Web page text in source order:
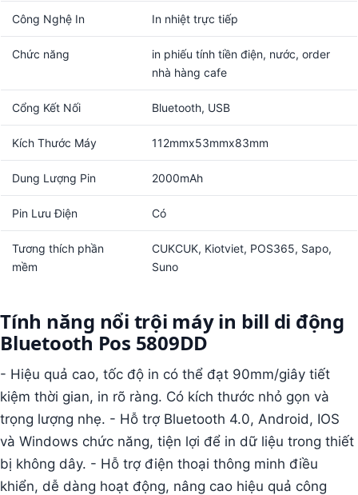
Công Nghệ In In nhiệt trực tiếp
Chức năng
in phiếu tính tiền điện, nước, order
nhà hàng cafe
Cổng Kết Nối Bluetooth, USB
Kích Thước Máy 112mmx53mmx83mm
Dung Lượng Pin 2000mAh
Pin Lưu Điện Có
Tương thích phần
mềm
CUKCUK, Kiotviet, POS365, Sapo,
Suno
Tính năng nổi trội máy in bill di động
Bluetooth Pos 5809DD
- Hiệu quả cao, tốc độ in có thể đạt 90mm/giây tiết
kiệm thời gian, in rõ ràng. Có kích thước nhỏ gọn và
trọng lượng nhẹ. - Hỗ trợ Bluetooth 4.0, Android, IOS
và Windows chức năng, tiện lợi để in dữ liệu trong thiết
bị không dây. - Hỗ trợ điện thoại thông minh điều
khiển, dễ dàng hoạt động, nâng cao hiệu quả công